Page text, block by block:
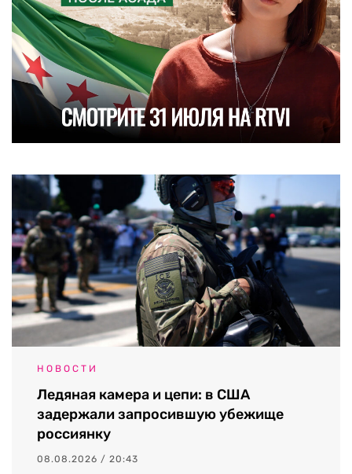
НОВОСТИ
Ледяная камера и цепи: в США
задержали запросившую убежище
россиянку
08.08.2026 / 20:43